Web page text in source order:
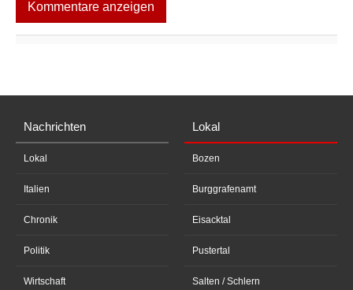
Kommentare anzeigen
Nachrichten
Lokal
Italien
Chronik
Politik
Wirtschaft
Lokal
Bozen
Burggrafenamt
Eisacktal
Pustertal
Salten / Schlern